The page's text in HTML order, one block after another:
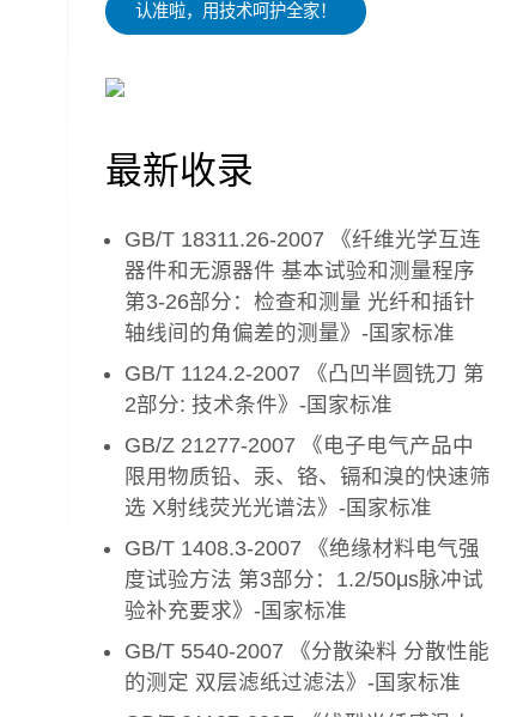
认准啦，用技术呵护全家！
最新收录
GB/T 18311.26-2007 《纤维光学互连
器件和无源器件 基本试验和测量程序
第3-26部分：检查和测量 光纤和插针
轴线间的角偏差的测量》-国家标准
GB/T 1124.2-2007 《凸凹半圆铣刀 第
2部分: 技术条件》-国家标准
GB/Z 21277-2007 《电子电气产品中
限用物质铅、汞、铬、镉和溴的快速筛
选 X射线荧光光谱法》-国家标准
GB/T 1408.3-2007 《绝缘材料电气强
度试验方法 第3部分：1.2/50μs脉冲试
验补充要求》-国家标准
GB/T 5540-2007 《分散染料 分散性能
的测定 双层滤纸过滤法》-国家标准